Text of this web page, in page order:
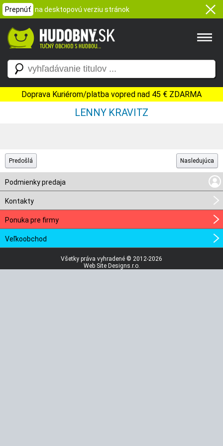
Prepnúť na desktopovú verziu stránok
Doprava Kuriérom/platba vopred nad 45 € ZDARMA
LENNY KRAVITZ
Predošlá Nasledujúca
Podmienky predaja
Kontakty
Ponuka pre firmy
Veľkoobchod
Všetky práva vyhradené © 2012-2026
Web Site Designs.r.o.